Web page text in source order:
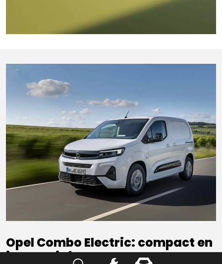
Opel Combo Electric: compact en
innovatief